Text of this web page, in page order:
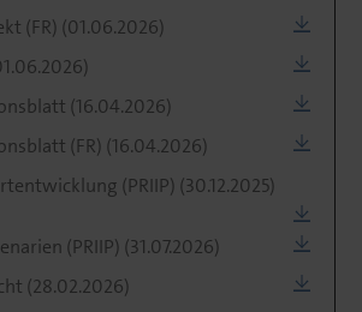
(FR) (01.06.2026)
(16.04.2026)
(FR) (16.04.2026)
(PRIIP) (30.12.2025)
(PRIIP) (31.07.2026)
(28.02.2026)